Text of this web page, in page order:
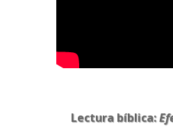
Lectura bíblica: